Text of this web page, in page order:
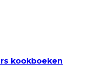
kookboeken